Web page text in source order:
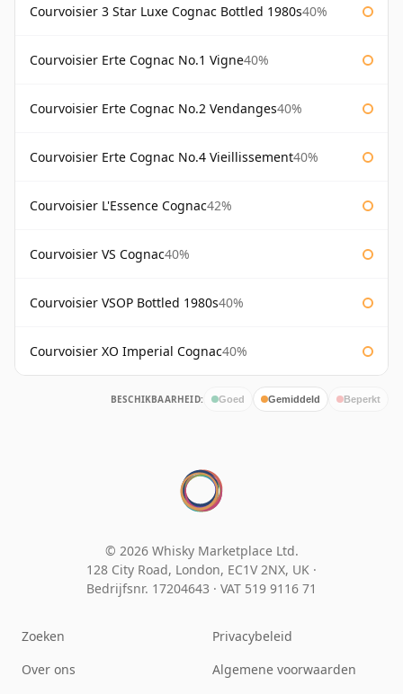
Courvoisier 3 Star Luxe Cognac Bottled 1980s40%
Courvoisier Erte Cognac No.1 Vigne40%
Courvoisier Erte Cognac No.2 Vendanges40%
Courvoisier Erte Cognac No.4 Vieillissement40%
Courvoisier L'Essence Cognac42%
Courvoisier VS Cognac40%
Courvoisier VSOP Bottled 1980s40%
Courvoisier XO Imperial Cognac40%
BESCHIKBAARHEID: Goed Gemiddeld Beperkt
© 2026 Whisky Marketplace Ltd.
128 City Road, London, EC1V 2NX, UK ·
Bedrijfsnr. 17204643 · VAT 519 9116 71
Zoeken
Over ons
Privacybeleid
Algemene voorwaarden